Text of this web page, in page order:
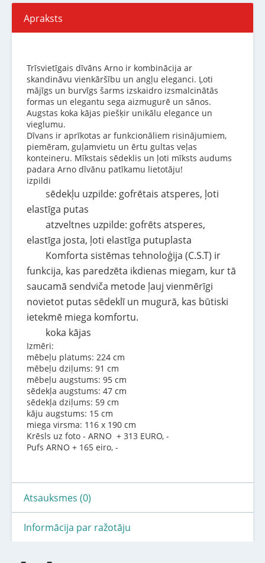
Apraksts
Trīsvietīgais dīvāns Arno ir kombinācija ar
skandināvu vienkāršību un angļu eleganci. Ļoti
mājīgs un burvīgs šarms izskaidro izsmalcinātās
formas un elegantu sega aizmugurē un sānos.
Augstas koka kājas piešķir unikālu elegance un
vieglumu.
Dīvans ir aprīkotas ar funkcionāliem risinājumiem,
piemēram, guļamvietu un ērtu gultas veļas
konteineru. Mīkstais sēdeklis un ļoti mīksts audums
padara Arno dīvānu patīkamu lietotāju!
izpildi
sēdekļu uzpilde: gofrētais atsperes, ļoti
elastīga putas
atzveltnes uzpilde: gofrēts atsperes,
elastīga josta, ļoti elastīga putuplasta
Komforta sistēmas tehnoloģija (C.S.T) ir
funkcija, kas paredzēta ikdienas miegam, kur tā
saucamā sendviča metode ļauj vienmērīgi
novietot putas sēdeklī un mugurā, kas būtiski
ietekmē miega komfortu.
koka kājas
Izmēri:
mēbeļu platums: 224 cm
mēbeļu dziļums: 91 cm
mēbeļu augstums: 95 cm
sēdekļa augstums: 47 cm
sēdekļa dziļums: 59 cm
kāju augstums: 15 cm
miega virsma: 116 x 190 cm
Krēsls uz foto - ARNO + 313 EURO, -
Pufs ARNO + 165 eiro, -
Atsauksmes (0)
Informācija par ražotāju